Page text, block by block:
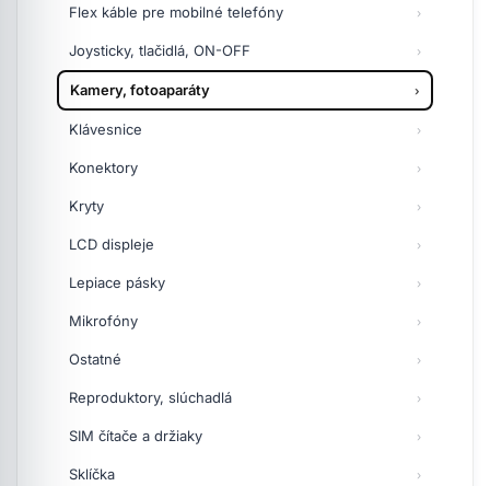
Flex káble pre mobilné telefóny
Joysticky, tlačidlá, ON-OFF
Kamery, fotoaparáty
Klávesnice
Konektory
Kryty
LCD displeje
Lepiace pásky
Mikrofóny
Ostatné
Reproduktory, slúchadlá
SIM čítače a držiaky
Sklíčka